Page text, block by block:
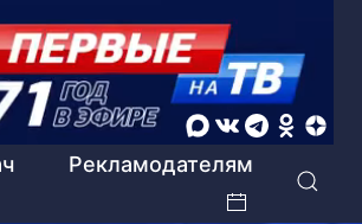
Рекламодателям